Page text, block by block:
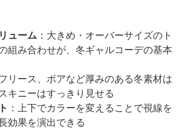
ューム ：大きめ・オーバーサイズのト
組み合わせが、冬ギャルコーデの基本
リース、ボアなど厚みのある冬素材は
キニーはすっきり見せる
：上下でカラーを変えることで視線を
効果を演出できる